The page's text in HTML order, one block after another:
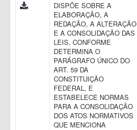
DISPÕE SOBRE A
ELABORAÇÃO, A
REDAÇÃO, A ALTERAÇÃO
E A CONSOLIDAÇÃO DAS
LEIS, CONFORME
DETERMINA O
PARÁGRAFO ÚNICO DO
ART. 59 DA
CONSTITUIÇÃO
FEDERAL, E
ESTABELECE NORMAS
PARA A CONSOLIDAÇÃO
DOS ATOS NORMATIVOS
QUE MENCIONA